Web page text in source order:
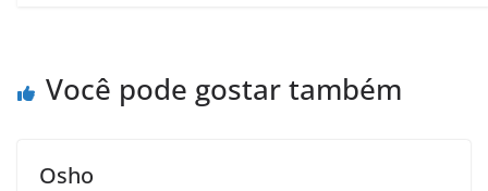
Você pode gostar também
Osho